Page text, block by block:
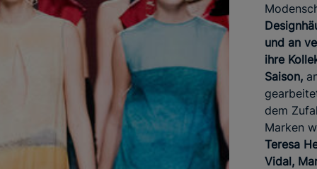
und an
ihre
Saison,
dem
Marken
Teresa
Vidal,